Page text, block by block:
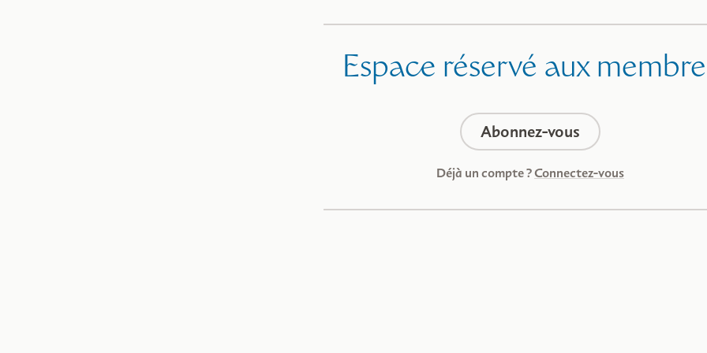
Espace réservé aux
Abonnez-vous
Déjà un compte ?Connectez-vous